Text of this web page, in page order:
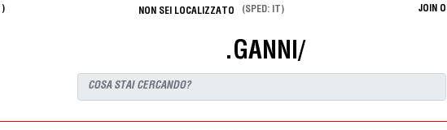
) NON SEI LOCALIZZATO (SPED: IT) JOIN
.GANNI/